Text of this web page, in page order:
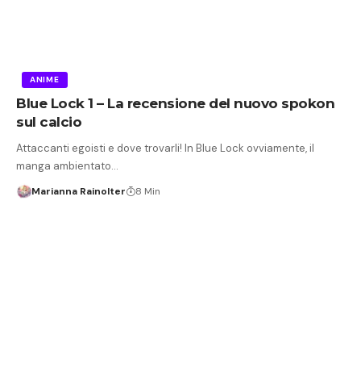
ANIME
Blue Lock 1 – La recensione del nuovo spokon
sul calcio
Attaccanti egoisti e dove trovarli! In Blue Lock ovviamente, il
manga ambientato…
Marianna Rainolter 8 Min